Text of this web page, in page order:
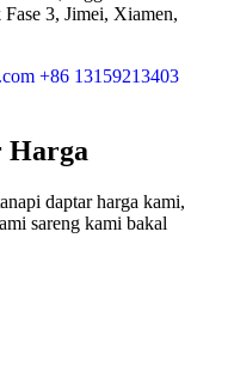
3, Jimei, Xiamen,
+86 13159213403
Harga
daptar harga kami,
sareng kami bakal